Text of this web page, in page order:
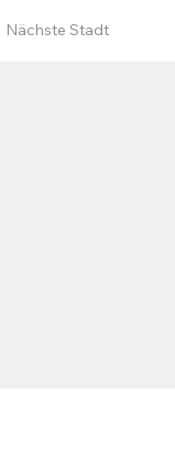
Nächste Stadt